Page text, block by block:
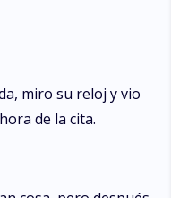
miro su reloj y vio
de la cita.